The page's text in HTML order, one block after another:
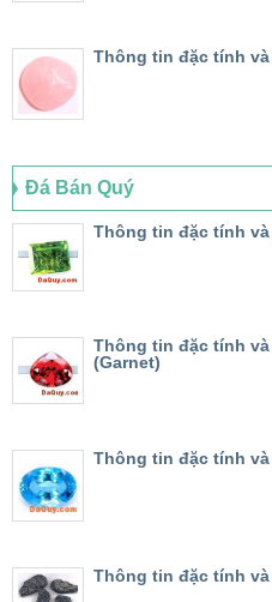
Thông tin đặc tính
Đá Bán Quý
Thông tin đặc tính
Thông tin đặc tính
(Garnet)
Thông tin đặc tính
Thông tin đặc tính